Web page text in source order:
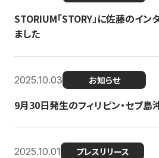
STORIUM「STORY」に佐藤のイン
ました
2025.10.03 お知らせ
9月30日発生のフィリピン・セブ島
2025.10.01 プレスリリース